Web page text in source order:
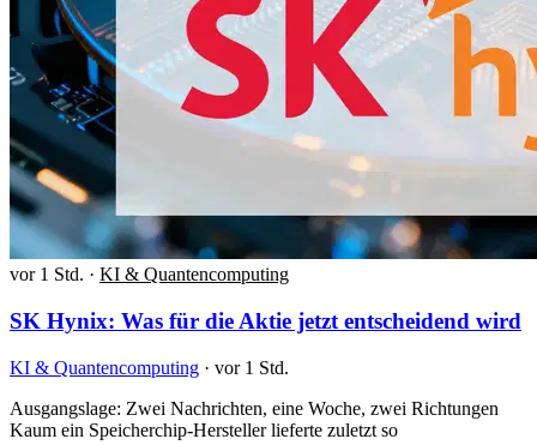
vor 1 Std. · KI & Quantencomputing
SK Hynix: Was für die Aktie jetzt entscheidend wird
KI & Quantencomputing · vor 1 Std.
Ausgangslage: Zwei Nachrichten, eine Woche, zwei Richtungen
Kaum ein Speicherchip-Hersteller lieferte zuletzt so